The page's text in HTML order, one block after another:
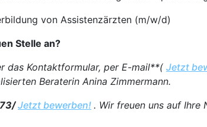
von Assistenzärzten (m/w/d)
Stelle an?
das Kontaktformular, per E-mail**( Jetzt
Beraterin Anina Zimmermann.
Jetzt bewerben! . Wir freuen uns auf Ihre